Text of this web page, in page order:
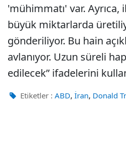
'mühimmatı' var.
büyük miktarlarda
gönderiliyor. Bu hain
avlanıyor. Uzun süreli
edilecek” ifadelerini
Etiketler : ABD, İran, Donald